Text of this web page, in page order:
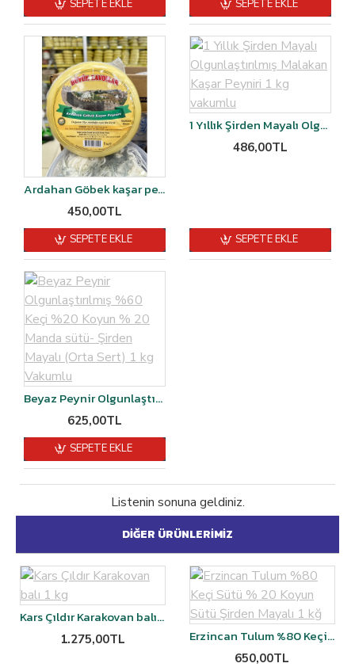
SEPETE EKLE SEPETE EKLE
Ardahan Göbek kaşar peyniri şirden mayalı 1 kg
450,00TL
SEPETE EKLE
1 Yıllık Şirden Mayalı Olgunlaştırılmış Malakan Kaşar Peyniri 1 kg vakumlu
486,00TL
SEPETE EKLE
Beyaz Peynir Olgunlaştırılmış %60 Keçi %20 Koyun % 20 Manda sütü- Şirden Mayalı (Orta Sert) 1 kg Vakumlu
625,00TL
SEPETE EKLE
Listenin sonuna geldiniz.
DIĞER ÜRÜNLERIMIZ
Kars Çıldır Karakovan balı 1 kg
1.275,00TL Erzincan Tulum %80 Keçi Sütü % 20 Koyun Sütü Şirden Mayalı 1 kğ
650,00TL